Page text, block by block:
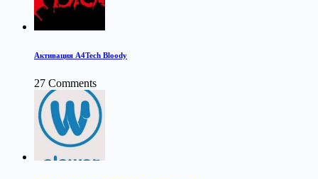
Активация A4Tech Bloody
27 Comments